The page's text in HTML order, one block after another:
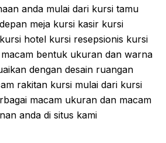
anda mulai dari kursi tamu
meja kursi kasir kursi
hotel kursi resepsionis kursi
bentuk ukuran dan warna
dengan desain ruangan
rakitan kursi mulai dari kursi
macam ukuran dan macam
anda di situs kami